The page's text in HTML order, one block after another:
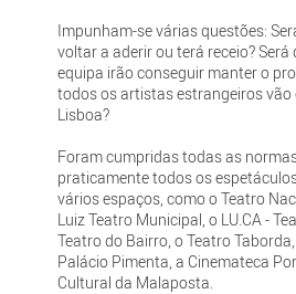
Impunham-se várias questões:
voltar a aderir ou terá receio?
equipa irão conseguir manter o
todos os artistas estrangeiros
Lisboa?
Foram cumpridas todas as
praticamente todos os
vários espaços, como o Teatro
Luiz Teatro Municipal, o LU.CA -
Teatro do Bairro, o Teatro
Palácio Pimenta, a Cinemateca
Cultural da Malaposta.